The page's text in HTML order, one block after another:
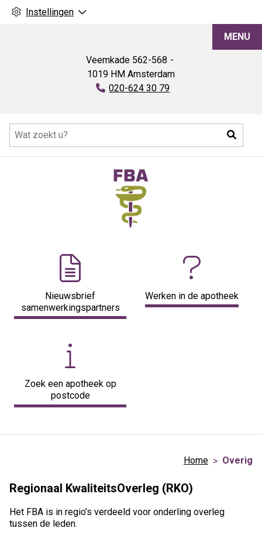
Instellingen
Veemkade 562-568
1019 HM Amsterdam
Tel:
020-624 30 79
MENU
Nieuwsbrief
samenwerkingspartners
Werken in de apotheek
Zoek een apotheek op
postcode
Home Overig
Regionaal KwaliteitsOverleg (RKO)
Het FBA is in regio’s verdeeld voor onderling overleg
tussen de leden.